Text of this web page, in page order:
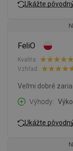
Ukážte
FeliO
Kvalita:
Vzhľad:
Veľmi dobré
Výhody
Ukážte